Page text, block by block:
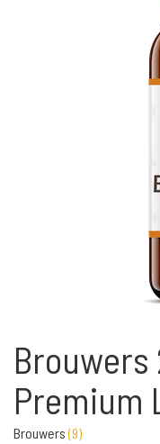
Brouwers
Premium
Brouwers(9)